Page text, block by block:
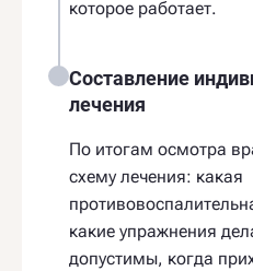
которое работает.
Составление
лечения
По итогам осмотра
схему лечения: какая
какие упражнения
допустимы, когда